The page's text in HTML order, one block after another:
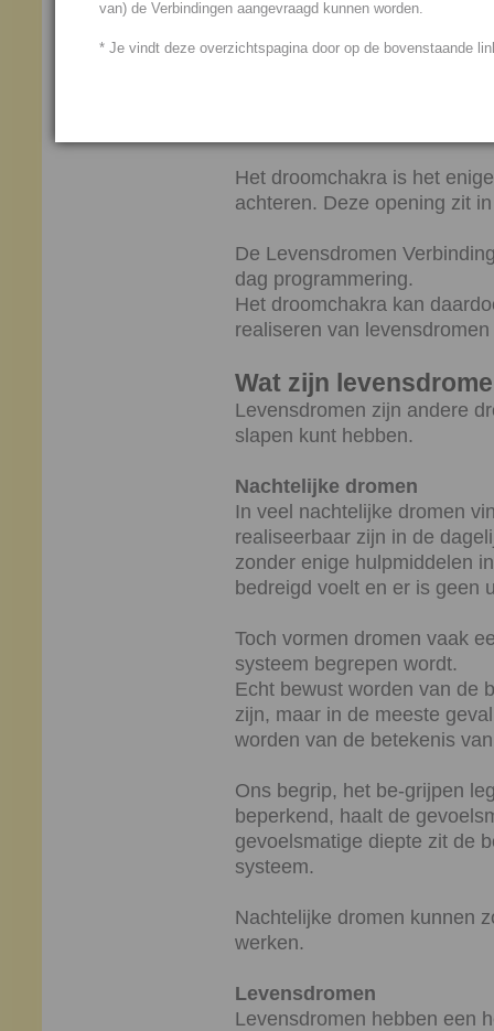
Droomchakra
Sinds 17 maart 1995 is de
Het droomchakra is het
achteren. Deze opening zit
De Levensdromen
dag programmering.
Het droomchakra kan
realiseren van
Wat zijn
Levensdromen zijn andere
slapen kunt hebben.
Nachtelijke dromen
In veel nachtelijke dromen
realiseerbaar zijn in de
zonder enige hulpmiddelen
bedreigd voelt en er is geen
Toch vormen dromen vaak
systeem begrepen wordt.
Echt bewust worden van de
zijn, maar in de meeste
worden van de betekenis
Ons begrip, het be-grijpen
beperkend, haalt de
gevoelsmatige diepte zit de
systeem.
Nachtelijke dromen kunnen
werken.
Levensdromen
Levensdromen hebben een
van) de Verbindingen aangevraagd kunnen worden.
* Je vindt deze overzichtspagina door op de bovenstaande